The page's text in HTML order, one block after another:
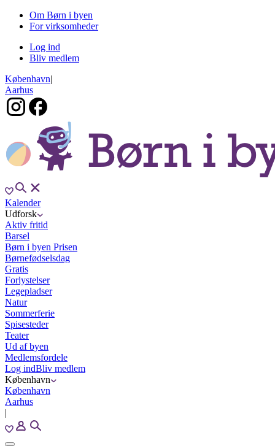
Om Børn i byen
For virksomheder
Log ind
Bliv medlem
København|
Aarhus
Kalender
Udforsk
Aktiv fritid
Barsel
Børn i byen Prisen
Børnefødselsdag
Gratis
Forlystelser
Legepladser
Natur
Sommerferie
Spisesteder
Teater
Ud af byen
Medlemsfordele
Log indBliv medlem
København
København
Aarhus
|